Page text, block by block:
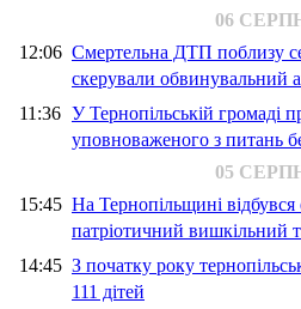
06
12:06 Смертельна ДТП поблизу
скерували обвинувальний
11:36 У Тернопільській громаді
уповноваженого з питань
05
15:45 На Тернопільщині
патріотичний вишкільний
14:45 З початку року
111 дітей